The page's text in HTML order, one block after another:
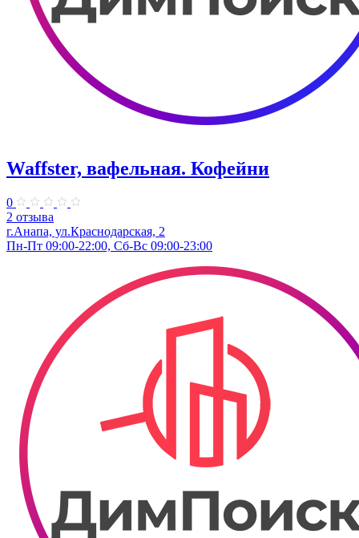
Waffster, вафельная. Кофейни
0
2 отзыва
г.Анапа, ул.Краснодарская, 2
Пн-Пт 09:00-22:00, Сб-Вс 09:00-23:00